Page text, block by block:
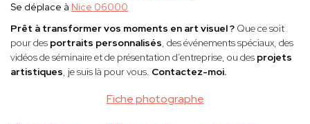
Fiche photographe
Se déplace à Nice 06000
Prêt à transformer vos moments en art visuel ? Que ce soit
pour des portraits personnalisés, des événements spéciaux, des
vidéos de séminaire et de présentation d’entreprise, ou des projets
artistiques, je suis là pour vous. Contactez-moi.